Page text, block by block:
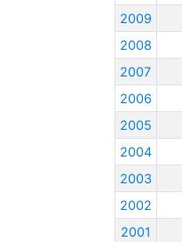
2009
2008
2007
2006
2005
2004
2003
2002
2001